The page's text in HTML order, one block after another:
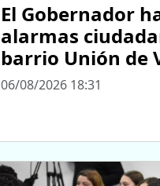
El Gobernador
alarmas
barrio Unión de
06/08/2026 18:31